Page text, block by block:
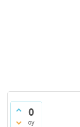
0
oy